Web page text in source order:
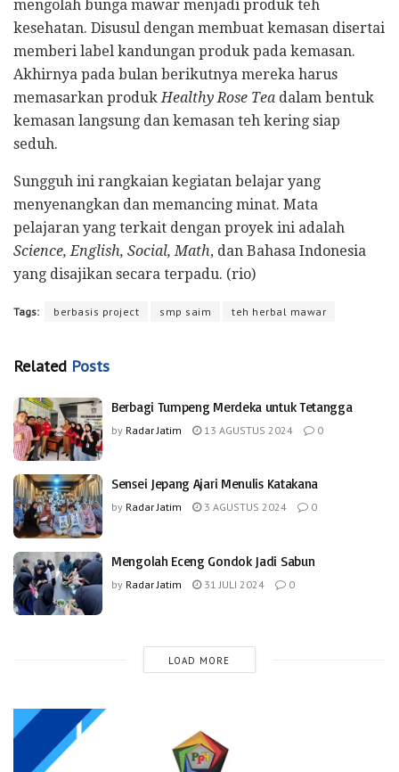
mengolah bunga mawar menjadi produk teh
kesehatan. Disusul dengan membuat kemasan disertai
memberi label kandungan produk pada kemasan.
Akhirnya pada bulan berikutnya mereka harus
memasarkan produk Healthy Rose Tea dalam bentuk
kemasan langsung dan kemasan teh kering siap
seduh.
Sungguh ini rangkaian kegiatan belajar yang
menyenangkan dan memancing minat. Mata
pelajaran yang terkait dengan proyek ini adalah
Science, English, Social, Math, dan Bahasa Indonesia
yang disajikan secara terpadu. (rio)
Tags: berbasis project smp saim teh herbal mawar
Related Posts
Berbagi Tumpeng Merdeka untuk Tetangga
by Radar Jatim 13 AGUSTUS 2024 0
Sensei Jepang Ajari Menulis Katakana
by Radar Jatim 3 AGUSTUS 2024 0
Mengolah Eceng Gondok Jadi Sabun
by Radar Jatim 31 JULI 2024 0
LOAD MORE